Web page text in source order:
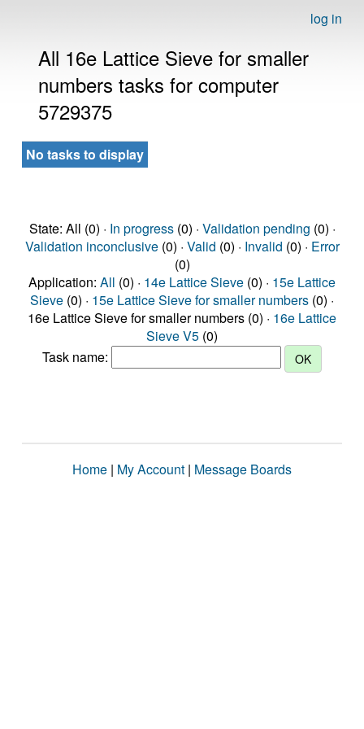
log in
All 16e Lattice Sieve for smaller
numbers tasks for computer
5729375
No tasks to display
State: All (0) · In progress(0) · Validation pending (0) ·
Validation inconclusive(0) · Valid (0) · Invalid (0) · Error
(0)
Application: All (0) · 14e Lattice Sieve (0) · 15e Lattice
Sieve (0) · 15e Lattice Sieve for smaller numbers (0) ·
16e Lattice Sieve for smaller numbers (0) · 16e Lattice
Sieve V5 (0)
Task name:
Home | My Account | Message Boards